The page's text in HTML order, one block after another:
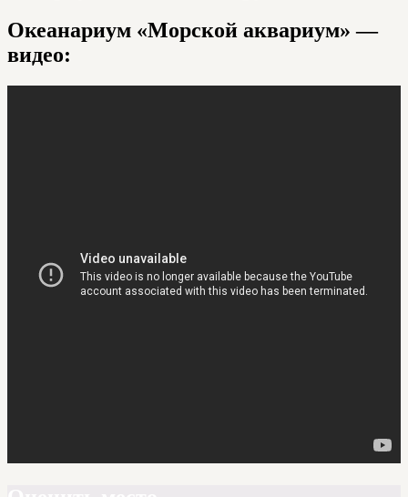
Океанариум «Морской аквариум» —
видео: